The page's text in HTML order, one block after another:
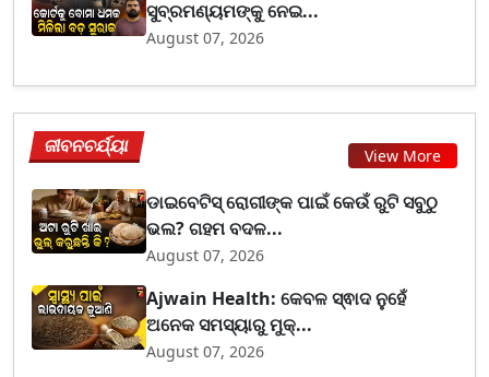
ସୁବ୍ରମଣ୍ୟମଙ୍କୁ ନେଇ...
August 07, 2026
ଜୀବନଚର୍ଯ୍ୟା View More
ଡାଇବେଟିସ୍ ରୋଗୀଙ୍କ ପାଇଁ କେଉଁ ରୁଟି ସବୁଠୁ
ଭଲ? ଗହମ ବଦଳ...
August 07, 2026
Ajwain Health: କେବଳ ସ୍ଵାଦ ନୁହେଁ
ଅନେକ ସମସ୍ୟାରୁ ମୁକ୍...
August 07, 2026